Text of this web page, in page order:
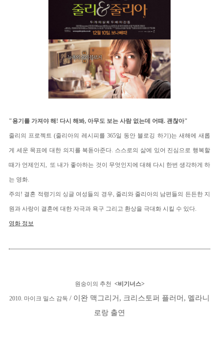
"용기를 가져야 해! 다시 해봐, 아무도 보는 사람 없는데 어때. 괜찮아"
줄리의 프로젝트 (줄리아의 레시피를 365일 동안 블로깅 하기)는 새해에 새롭
게 세운 목표에 대한 의지를 복돋아준다. 스스로의 삶에 있어 진심으로 행복할
때가 언제인지, 또 내가 좋아하는 것이 무엇인지에 대해 다시 한번 생각하게 하
는 영화.
주의! 결혼 적령기의 싱글 여성들의 경우, 줄리와 줄리아의 남편들의 든든한 지
원과 사랑이 결혼에 대한 자극과 욕구 그리고 환상을 극대화 시킬 수 있다.
영화 정보
원숭이의 추천 <비기너스>
2010. 마이크 밀스 감독 / 이완 맥그리거, 크리스토퍼 플러머, 멜라니
로랑 출연